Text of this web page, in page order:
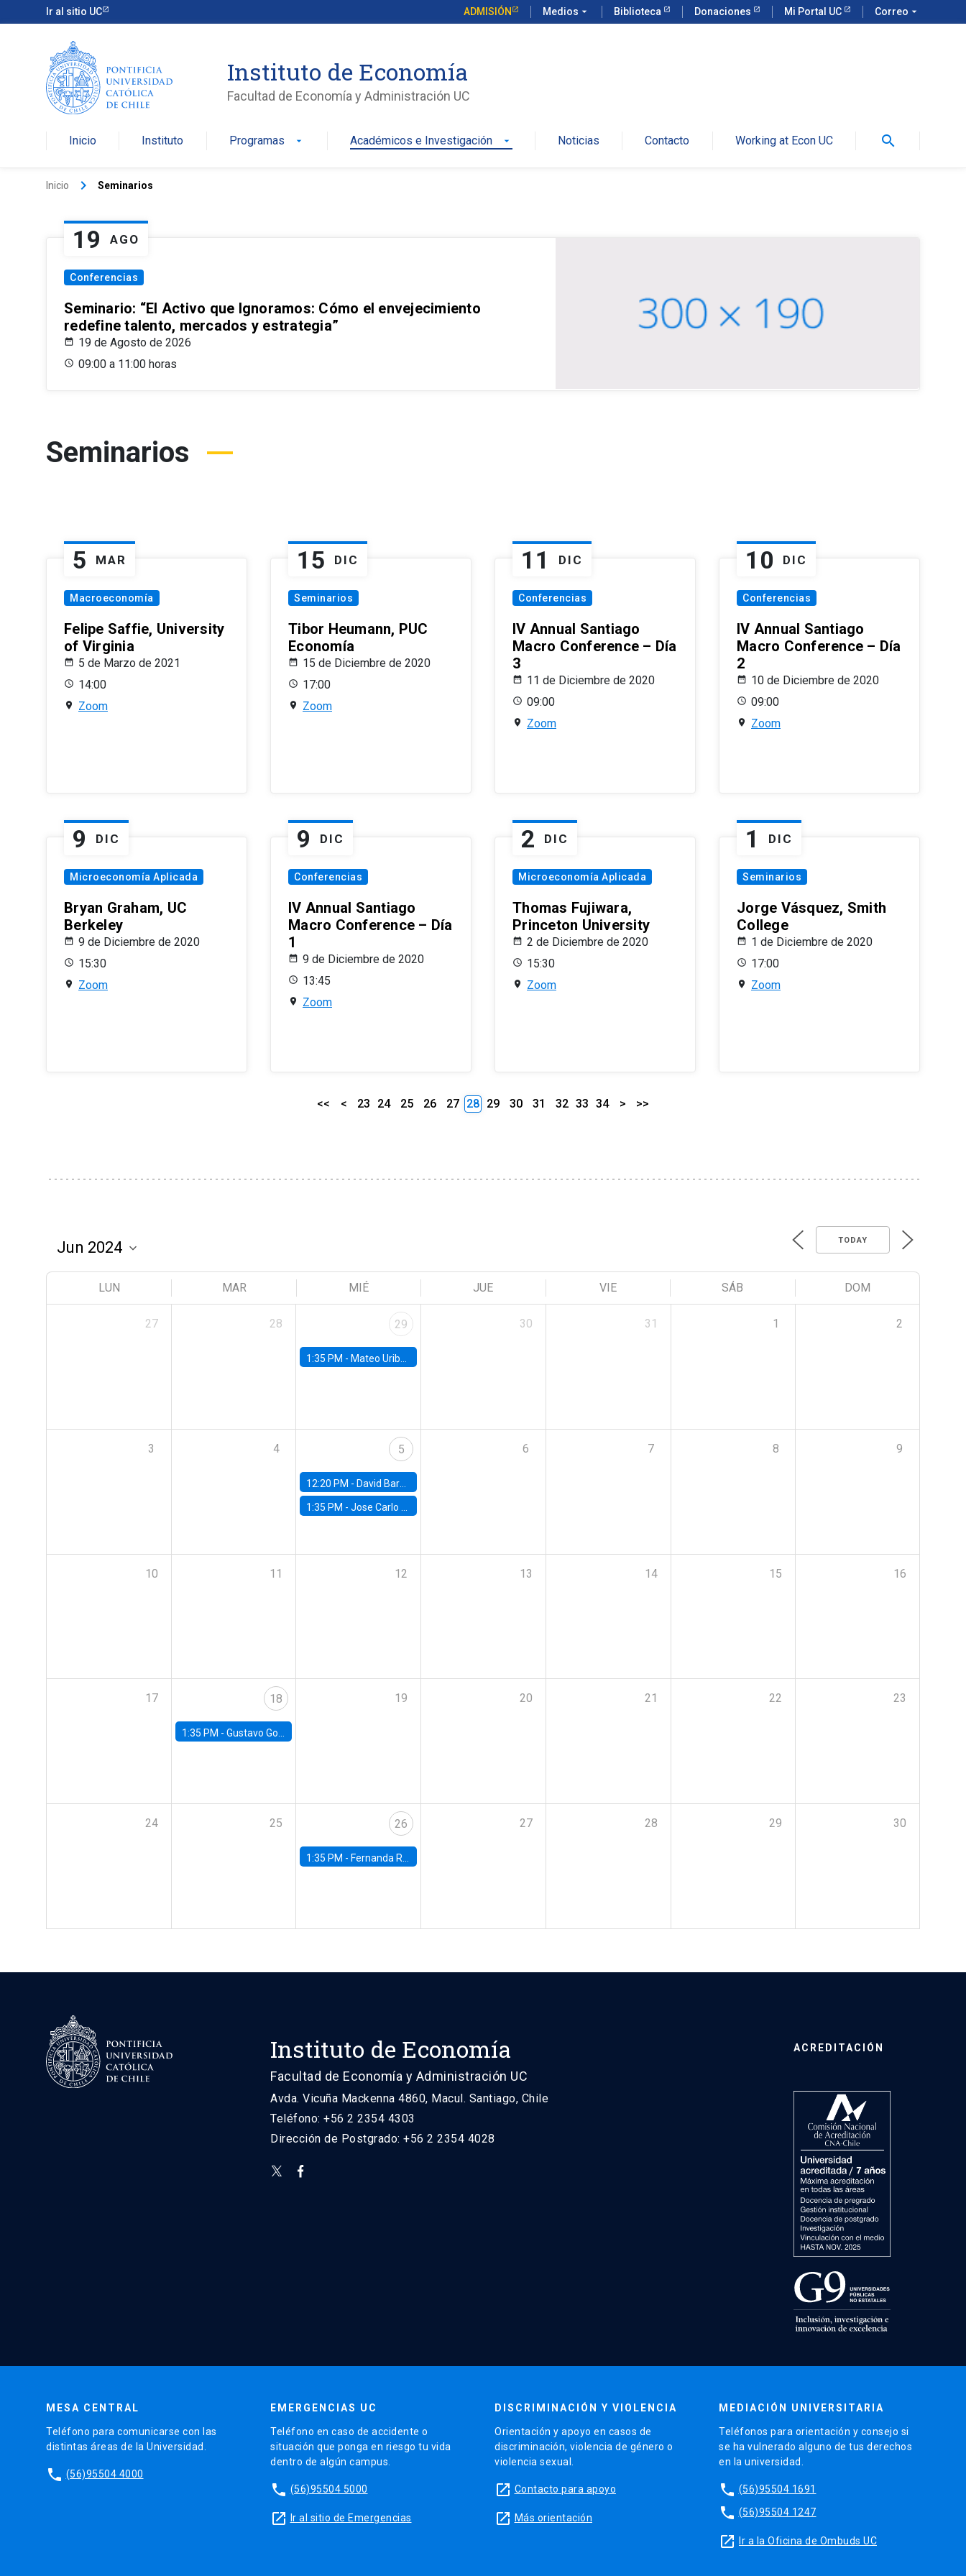
Ir al sitio UC ADMISIÓN Medios arrow_drop_down Biblioteca Donaciones Mi Portal UC Correo arrow_drop_down
Instituto de Economía
Facultad de Economía y Administración UC
Inicio Instituto Programas arrow_drop_down Académicos e Investigación arrow_drop_down Noticias Contacto Working at Econ UC search
Inicio keyboard_arrow_right Seminarios
19 AGO
Conferencias
Seminario: “El Activo que Ignoramos: Cómo el envejecimiento
redefine talento, mercados y estrategia”
19 de Agosto de 2026
09:00 a 11:00 horas
Seminarios
5 MAR
Macroeconomía
Felipe Saffie, University
of Virginia
5 de Marzo de 2021
14:00
Zoom
15 DIC
Seminarios
Tibor Heumann, PUC
Economía
15 de Diciembre de 2020
17:00
Zoom
11 DIC
Conferencias
IV Annual Santiago
Macro Conference – Día
3
11 de Diciembre de 2020
09:00
Zoom
10 DIC
Conferencias
IV Annual Santiago
Macro Conference – Día
2
10 de Diciembre de 2020
09:00
Zoom
9 DIC
Microeconomía Aplicada
Bryan Graham, UC
Berkeley
9 de Diciembre de 2020
15:30
Zoom
9 DIC
Conferencias
IV Annual Santiago
Macro Conference – Día
1
9 de Diciembre de 2020
13:45
Zoom
2 DIC
Microeconomía Aplicada
Thomas Fujiwara,
Princeton University
2 de Diciembre de 2020
15:30
Zoom
1 DIC
Seminarios
Jorge Vásquez, Smith
College
1 de Diciembre de 2020
17:00
Zoom
<< < 23 24 25 26 27 28 29 30 31 32 33 34 > >>
TODAY
LUN MAR MIÉ JUE VIE SÁB DOM
27 28 29
1:35 PM - Mateo Uribe-Castro, Universidad de los Andes (Colombia)
30 31 1 2
3 4 5
12:20 PM - David Bardey, Universidad de los Andes - CEDE
1:35 PM -Jose Carlo Bermudez, UC (ME) & World Bank
6 7 8 9
10 11 12 13 14 15 16
17 18
1:35 PM - Gustavo González, Banco Central de Chile
19 20 21 22 23
24 25 26
1:35 PM - Fernanda Rojas Ampuero, University of Wisconsin-Madison
27 28 29 30
Instituto de Economía
Facultad de Economía y Administración UC
Avda. Vicuña Mackenna 4860, Macul. Santiago, Chile
Teléfono: +56 2 2354 4303
Dirección de Postgrado: +56 2 2354 4028
ACREDITACIÓN
MESA CENTRAL
Teléfono para comunicarse con las
distintas áreas de la Universidad.
phone (56)95504 4000
EMERGENCIAS UC
Teléfono en caso de accidente o
situación que ponga en riesgo tu vida
dentro de algún campus.
phone (56)95504 5000
launch Ir al sitio de Emergencias
DISCRIMINACIÓN Y VIOLENCIA
Orientación y apoyo en casos de
discriminación, violencia de género o
violencia sexual.
launch Contacto para apoyo
launch Más orientación
MEDIACIÓN UNIVERSITARIA
Teléfonos para orientación y consejo si
se ha vulnerado alguno de tus derechos
en la universidad.
phone (56)95504 1691
phone (56)95504 1247
launch Ir a la Oficina de Ombuds UC